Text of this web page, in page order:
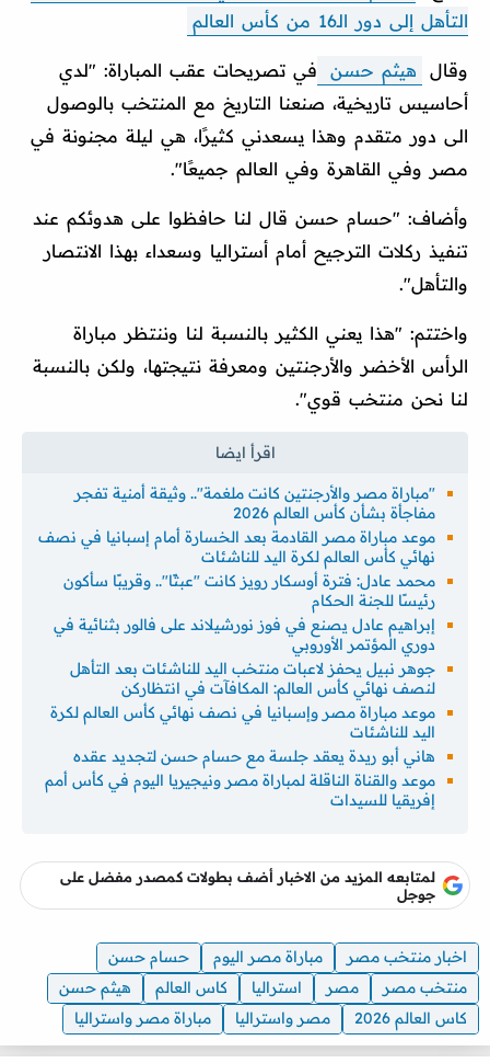
التأهل إلى دور الـ16 من كأس العالم
وقال هيثم حسن
في تصريحات عقب المباراة: "لدي
أحاسيس تاريخية، صنعنا التاريخ مع المنتخب بالوصول
الى دور متقدم وهذا يسعدني كثيرًا، هي ليلة مجنونة في
مصر وفي القاهرة وفي العالم جميعًا".
وأضاف: "حسام حسن قال لنا حافظوا على هدوئكم عند
تنفيذ ركلات الترجيح أمام أستراليا وسعداء بهذا الانتصار
والتأهل".
واختتم: "هذا يعني الكثير بالنسبة لنا وننتظر مباراة
الرأس الأخضر والأرجنتين ومعرفة نتيجتها، ولكن بالنسبة
لنا نحن منتخب قوي".
"مباراة مصر والأرجنتين كانت ملغمة".. وثيقة أمنية تفجر
مفاجأة بشأن كأس العالم 2026
موعد مباراة مصر القادمة بعد الخسارة أمام إسبانيا في نصف
نهائي كأس العالم لكرة اليد للناشئات
محمد عادل: فترة أوسكار رويز كانت "عبثًا".. وقريبًا سأكون
رئيسًا للجنة الحكام
إبراهيم عادل يصنع في فوز نورشيلاند على فالور بثنائية في
دوري المؤتمر الأوروبي
جوهر نبيل يحفز لاعبات منتخب اليد للناشئات بعد التأهل
لنصف نهائي كأس العالم: المكافآت في انتظاركن
موعد مباراة مصر وإسبانيا في نصف نهائي كأس العالم لكرة
اليد للناشئات
هاني أبو ريدة يعقد جلسة مع حسام حسن لتجديد عقده
موعد والقناة الناقلة لمباراة مصر ونيجيريا اليوم في كأس أمم
إفريقيا للسيدات
لمتابعه المزيد من الاخبار أضف بطولات كمصدر مفضل على
جوجل
اخبار منتخب مصر مباراة مصر اليوم
حسام حسن
منتخب مصر
مصر استراليا كاس العالم
هيثم حسن
كاس العالم 2026
مصر واستراليا مباراة مصر واستراليا